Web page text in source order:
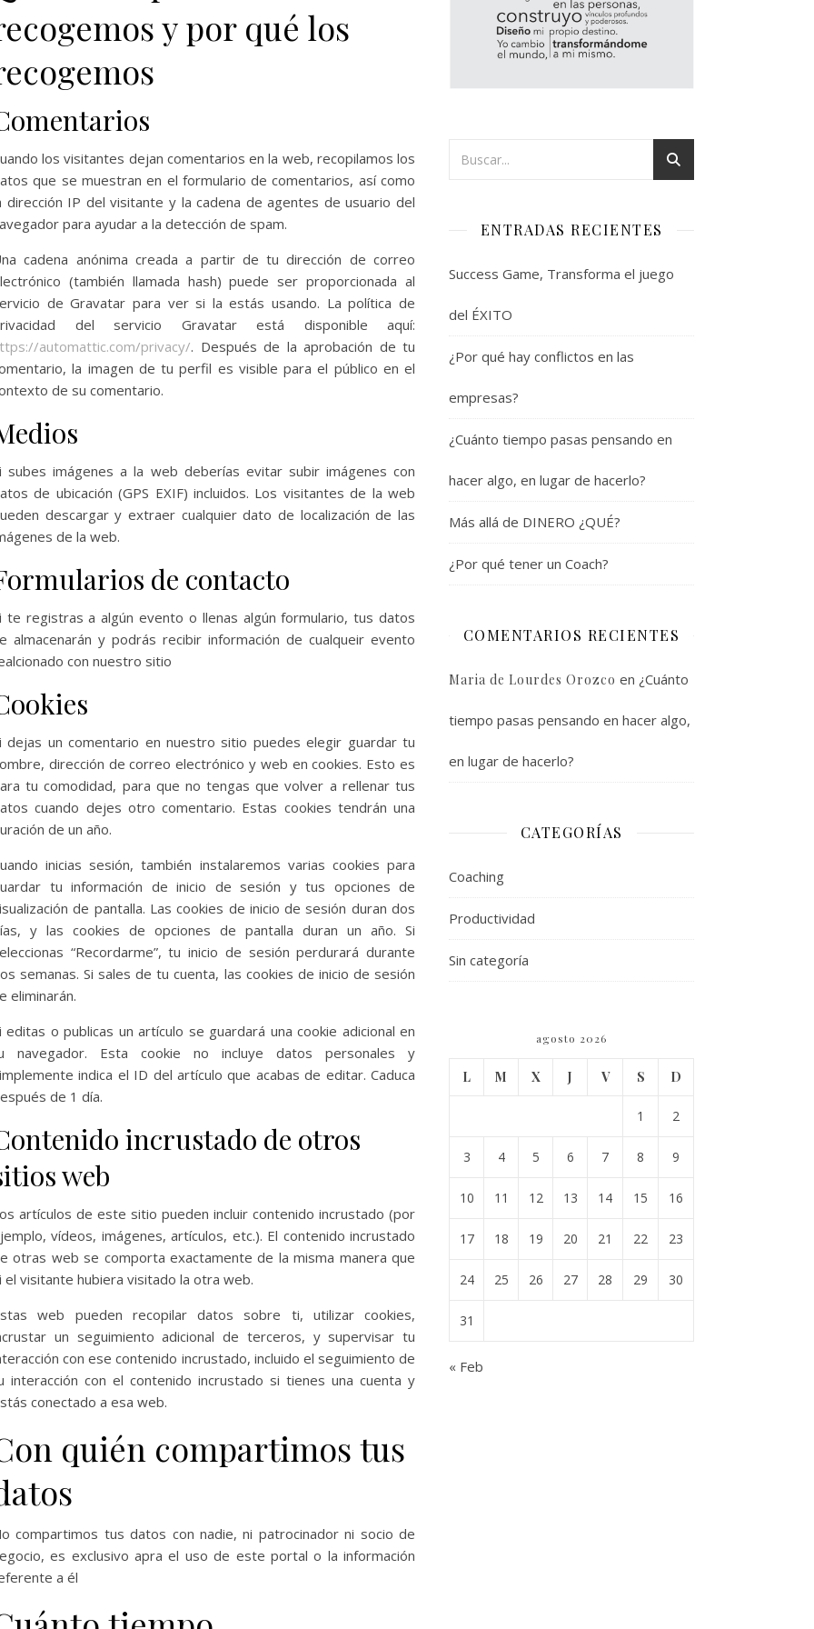
y por qué los
los visitantes dejan comentarios en la web, recopilamos los
que se muestran en el formulario de comentarios, así como
dirección IP del visitante y la cadena de agentes de usuario del
para ayudar a la detección de spam.
cadena anónima creada a partir de tu dirección de correo
(también llamada hash) puede ser proporcionada al
de Gravatar para ver si la estás usando. La política de
del servicio Gravatar está disponible aquí:
automattic.com/privacy/. Después de la aprobación de tu
la imagen de tu perfil es visible para el público en el
de su comentario.
subes imágenes a la web deberías evitar subir imágenes con
de ubicación (GPS EXIF) incluidos. Los visitantes de la web
descargar y extraer cualquier dato de localización de las
de la web.
de contacto
te registras a algún evento o llenas algún formulario, tus datos
almacenarán y podrás recibir información de cualqueir evento
con nuestro sitio
dejas un comentario en nuestro sitio puedes elegir guardar tu
dirección de correo electrónico y web en cookies. Esto es
tu comodidad, para que no tengas que volver a rellenar tus
cuando dejes otro comentario. Estas cookies tendrán una
de un año.
inicias sesión, también instalaremos varias cookies para
tu información de inicio de sesión y tus opciones de
de pantalla. Las cookies de inicio de sesión duran dos
y las cookies de opciones de pantalla duran un año. Si
“Recordarme”, tu inicio de sesión perdurará durante
semanas. Si sales de tu cuenta, las cookies de inicio de sesión
eliminarán.
editas o publicas un artículo se guardará una cookie adicional en
navegador. Esta cookie no incluye datos personales y
indica el ID del artículo que acabas de editar. Caduca
de 1 día.
incrustado de otros
web
artículos de este sitio pueden incluir contenido incrustado (por
vídeos, imágenes, artículos, etc.). El contenido incrustado
otras web se comporta exactamente de la misma manera que
el visitante hubiera visitado la otra web.
web pueden recopilar datos sobre ti, utilizar cookies,
un seguimiento adicional de terceros, y supervisar tu
con ese contenido incrustado, incluido el seguimiento de
interacción con el contenido incrustado si tienes una cuenta y
conectado a esa web.
quién compartimos tus
compartimos tus datos con nadie, ni patrocinador ni socio de
es exclusivo apra el uso de este portal o la información
a él
ENTRADAS RECIENTES
Success Game, Transforma el juego
del ÉXITO
¿Por qué hay conflictos en las
empresas?
¿Cuánto tiempo pasas pensando en
hacer algo, en lugar de hacerlo?
Más allá de DINERO ¿QUÉ?
¿Por qué tener un Coach?
COMENTARIOS RECIENTES
Maria de Lourdes Orozco en ¿Cuánto
tiempo pasas pensando en hacer algo,
en lugar de hacerlo?
CATEGORÍAS
Coaching
Productividad
Sin categoría
agosto 2026
L M X J V S D
1 2
3 4 5 6 7 8 9
10 11 12 13 14 15 16
17 18 19 20 21 22 23
24 25 26 27 28 29 30
31
« Feb